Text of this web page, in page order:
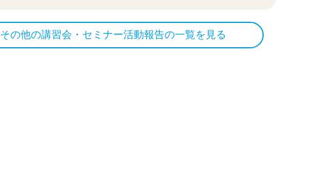
その他の講習会・セミナー活動報告の一覧を見る